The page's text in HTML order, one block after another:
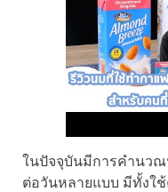
ในปัจจุบันมีการคำนวณ
ต่อวันหลายแบบ มีทั้งใ